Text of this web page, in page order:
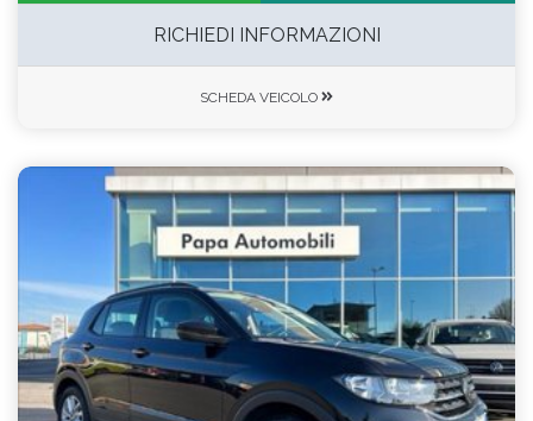
RICHIEDI INFORMAZIONI
SCHEDA VEICOLO